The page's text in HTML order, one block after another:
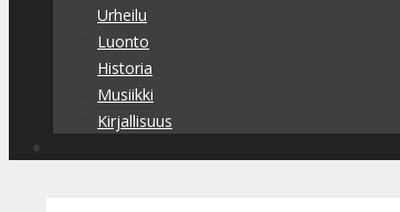
Urheilu
Luonto
Historia
Musiikki
Kirjallisuus